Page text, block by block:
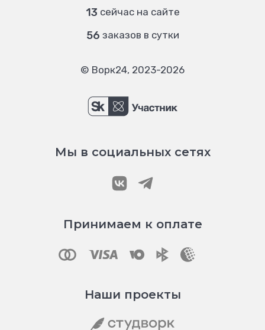
13 сейчас на сайте
56 заказов в сутки
© Ворк24, 2023-2026
Мы в социальных сетях
Принимаем к оплате
Наши проекты